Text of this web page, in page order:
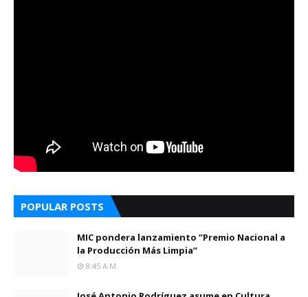
POPULAR POSTS
MIC pondera lanzamiento “Premio Nacional a
la Producción Más Limpia”
8:45 A.m.